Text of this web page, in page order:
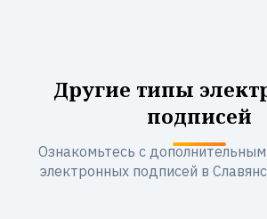
Другие типы
подписей
Ознакомьтесь с
электронных подписей в